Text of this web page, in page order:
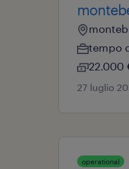
tempo
22.000
27 luglio
operational